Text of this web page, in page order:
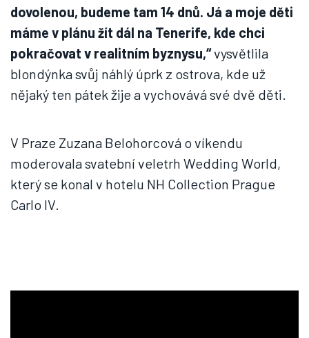
dovolenou, budeme tam 14 dnů. Já a moje děti
máme v plánu žít dál na Tenerife, kde chci
pokračovat v realitním byznysu,“vysvětlila
blondýnka svůj náhlý úprk z ostrova, kde už
nějaký ten pátek žije a vychovává své dvě děti.
V Praze Zuzana Belohorcová o víkendu
moderovala svatební veletrh Wedding World,
který se konal v hotelu NH Collection Prague
Carlo IV.